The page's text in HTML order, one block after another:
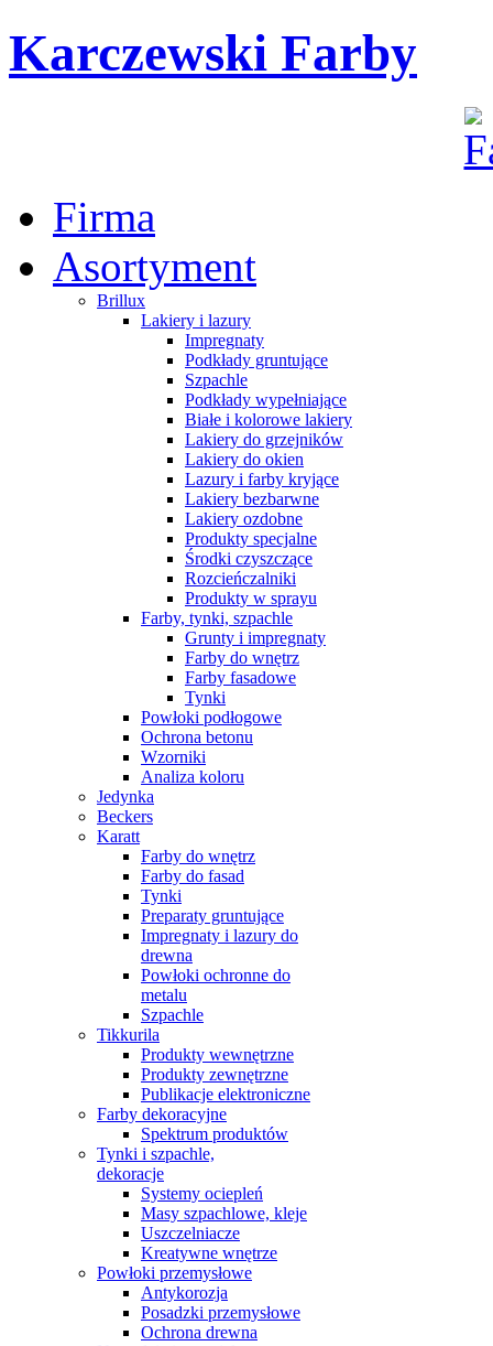
Karczewski Farby
Firma
Asortyment
Brillux
Lakiery i lazury
Impregnaty
Podkłady gruntujące
Szpachle
Podkłady wypełniające
Białe i kolorowe lakiery
Lakiery do grzejników
Lakiery do okien
Lazury i farby kryjące
Lakiery bezbarwne
Lakiery ozdobne
Produkty specjalne
Środki czyszczące
Rozcieńczalniki
Produkty w sprayu
Farby, tynki, szpachle
Grunty i impregnaty
Farby do wnętrz
Farby fasadowe
Tynki
Powłoki podłogowe
Ochrona betonu
Wzorniki
Analiza koloru
Jedynka
Beckers
Karatt
Farby do wnętrz
Farby do fasad
Tynki
Preparaty gruntujące
Impregnaty i lazury do
drewna
Powłoki ochronne do
metalu
Szpachle
Tikkurila
Produkty wewnętrzne
Produkty zewnętrzne
Publikacje elektroniczne
Farby dekoracyjne
Spektrum produktów
Tynki i szpachle,
dekoracje
Systemy ociepleń
Masy szpachlowe, kleje
Uszczelniacze
Kreatywne wnętrze
Powłoki przemysłowe
Antykorozja
Posadzki przemysłowe
Ochrona drewna